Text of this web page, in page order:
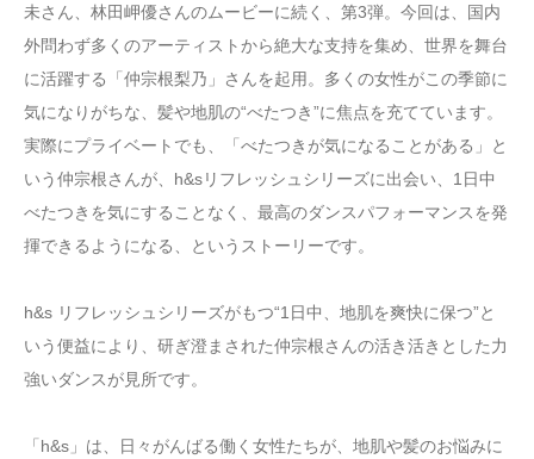
未さん、林田岬優さんのムービーに続く、第3弾。今回は、国内
外問わず多くのアーティストから絶大な支持を集め、世界を舞台
に活躍する「仲宗根梨乃」さんを起用。多くの女性がこの季節に
気になりがちな、髪や地肌の“べたつき”に焦点を充てています。
実際にプライベートでも、「べたつきが気になることがある」と
いう仲宗根さんが、h&sリフレッシュシリーズに出会い、1日中
べたつきを気にすることなく、最高のダンスパフォーマンスを発
揮できるようになる、というストーリーです。
h&s リフレッシュシリーズがもつ“1日中、地肌を爽快に保つ”と
いう便益により、研ぎ澄まされた仲宗根さんの活き活きとした力
強いダンスが見所です。
「h&s」は、日々がんばる働く女性たちが、地肌や髪のお悩みに